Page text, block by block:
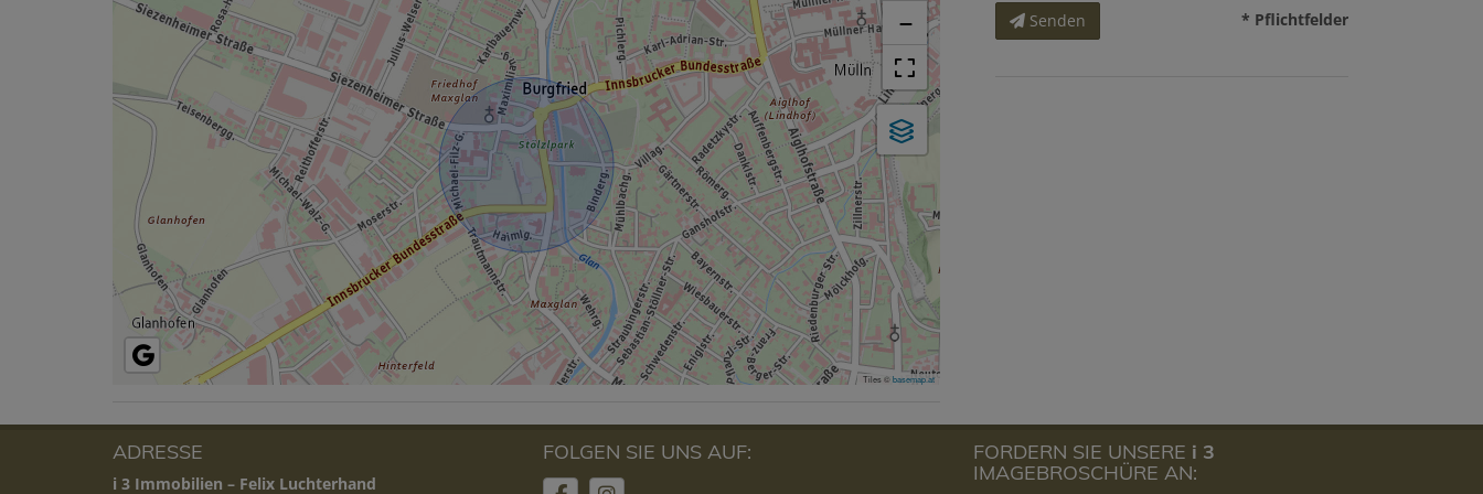
−
Tiles ©basemap.at
Senden * Pflichtfelder
ADRESSE
i 3 Immobilien – Felix Luchterhand
FOLGEN SIE UNS AUF: FORDERN SIE UNSERE i 3
IMAGEBROSCHÜRE AN: